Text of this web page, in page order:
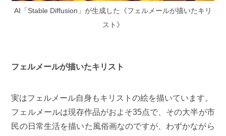
AI「Stable Diffusion」が生成した《フェルメールが描いたキリ
スト》
フェルメールが描いたキリスト
実はフェルメール自身もキリストの絵を描いています。
フェルメールは現存作品がおよそ35点で、その大半が市
民の日常生活を描いた風俗画なのですが、わずかながら